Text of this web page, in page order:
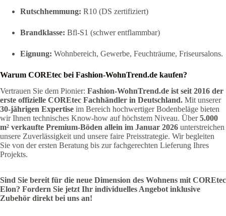
Rutschhemmung: R10 (DS zertifiziert)
Brandklasse: Bfl-S1 (schwer entflammbar)
Eignung: Wohnbereich, Gewerbe, Feuchträume, Friseursalons.
Warum COREtec bei Fashion-WohnTrend.de kaufen?
Vertrauen Sie dem Pionier: Fashion-WohnTrend.de ist seit 2016 der
erste offizielle COREtec Fachhändler in Deutschland. Mit unserer
30-jährigen Expertise im Bereich hochwertiger Bodenbeläge bieten
wir Ihnen technisches Know-how auf höchstem Niveau. Über5.000
m² verkaufte Premium-Böden allein im Januar 2026 unterstreichen
unsere Zuverlässigkeit und unsere faire Preisstrategie. Wir begleiten
Sie von der ersten Beratung bis zur fachgerechten Lieferung Ihres
Projekts.
Sind Sie bereit für die neue Dimension des Wohnens mit COREtec
Elon? Fordern Sie jetzt Ihr individuelles Angebot inklusive
Zubehör direkt bei uns an!